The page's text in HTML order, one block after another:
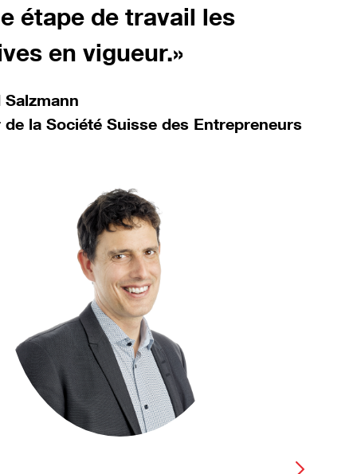
étape de travail les
en vigueur.»
la Société Suisse des Entrepreneurs